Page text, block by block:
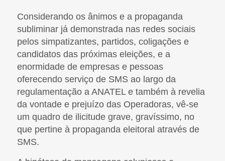
Considerando os ânimos e a propaganda
subliminar já demonstrada nas redes sociais
pelos simpatizantes, partidos, coligações e
candidatos das próximas eleições, e a
enormidade de empresas e pessoas
oferecendo serviço de SMS ao largo da
regulamentação a ANATEL e também à revelia
da vontade e prejuízo das Operadoras, vê-se
um quadro de ilicitude grave, gravíssimo, no
que pertine à propaganda eleitoral através de
SMS.